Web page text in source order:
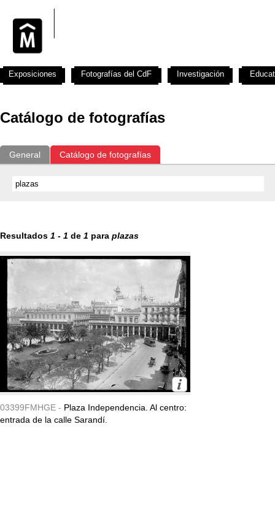
Catálogo de fotografías
General Catálogo de fotografías
Resultados 1 - 1 de 1 para plazas
03399FMHGE - Plaza Independencia. Al centro:
entrada de la calle Sarandí.
Exposiciones Fotografías del CdF Investigación